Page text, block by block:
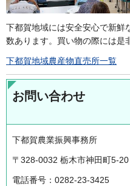
下都賀地域には安全安心で新鮮
数あります。買い物の際には是
下都賀地域農産物直売所一覧
お問い合わせ
下都賀農業振興事務所
〒328-0032 栃木市神田町5-
電話番号：0282-23-3425